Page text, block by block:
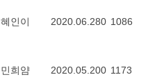
혜인이 2020.06.280 1086
민희얌 2020.05.200 1173